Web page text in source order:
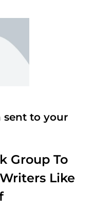
sent to your
Group To
Like